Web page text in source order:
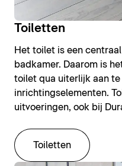
Toiletten
Het toilet is een
badkamer. Daarom is
toilet qua uiterlijk aan te
inrichtingselementen.
uitvoeringen, ook bij
Toiletten